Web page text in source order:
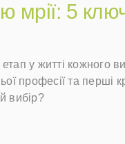
мрії: 5
у житті кожного
професії та перші
вибір?